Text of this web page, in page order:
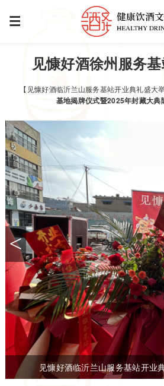
见慷好酒徐州服务
【见慷好酒临沂兰山服务基站开业典礼盛大举
基地揭牌仪式暨2025年封藏大典
见慷好酒临沂兰山服务基站开业
<